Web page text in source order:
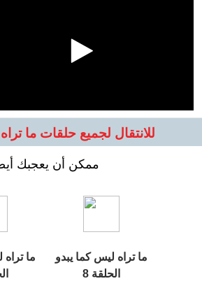
للانتقال لجميع حلقات ما
ممكن أن يعجبك
ما تراه ليس كما يبدو
الحلقة 8
ما